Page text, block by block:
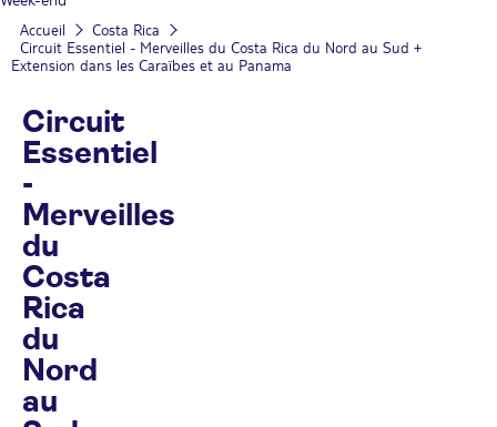
Accueil
Costa Rica
Circuit Essentiel - Merveilles du Costa Rica du Nord au Sud +
Extension dans les Caraïbes et au Panama
Circuit
Essentiel
-
Merveilles
du
Costa
Rica
du
Nord
au